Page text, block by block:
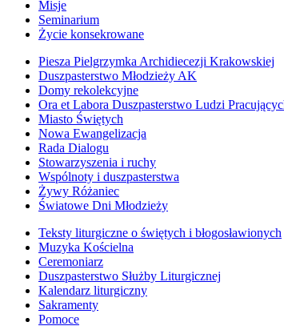
Misje
Seminarium
Życie konsekrowane
Piesza Pielgrzymka Archidiecezji Krakowskiej
Duszpasterstwo Młodzieży AK
Domy rekolekcyjne
Ora et Labora Duszpasterstwo Ludzi
Miasto Świętych
Nowa Ewangelizacja
Rada Dialogu
Stowarzyszenia i ruchy
Wspólnoty i duszpasterstwa
Żywy Różaniec
Światowe Dni Młodzieży
Teksty liturgiczne o świętych i błogosławionych
Muzyka Kościelna
Ceremoniarz
Duszpasterstwo Służby Liturgicznej
Kalendarz liturgiczny
Sakramenty
Pomoce